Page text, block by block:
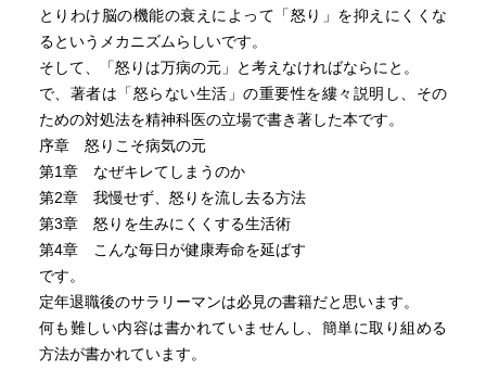
とりわけ脳の機能の衰えによって「怒り」を抑えにくくな
るというメカニズムらしいです。
そして、「怒りは万病の元」と考えなければならにと。
で、著者は「怒らない生活」の重要性を縷々説明し、その
ための対処法を精神科医の立場で書き著した本です。
序章 怒りこそ病気の元
第1章 なぜキレてしまうのか
第2章 我慢せず、怒りを流し去る方法
第3章 怒りを生みにくくする生活術
第4章 こんな毎日が健康寿命を延ばす
です。
定年退職後のサラリーマンは必見の書籍だと思います。
何も難しい内容は書かれていませんし、簡単に取り組める
方法が書かれています。